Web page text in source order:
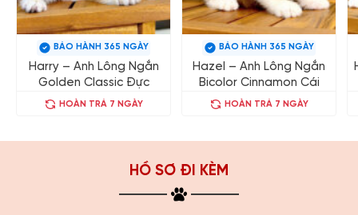
BẢO HÀNH 365 NGÀY
Harry – Anh Lông Ngắn
Golden Classic Đực
HOÀN TRẢ 7 NGÀY
BẢO HÀNH 365 NGÀY
Hazel – Anh Lông Ngắn
Bicolor Cinnamon Cái
HOÀN TRẢ 7 NGÀY
HỒ SƠ ĐI KÈM